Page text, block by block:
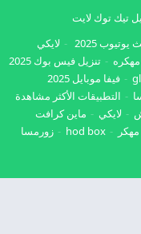
تيك توك لايت
2025
لايكي
تنزيل فيس بوك 2025
فيفا موبايل 2025
التطبيقات الأكثر مشاهدة
لايكي
ماين كرافت
hod box زورمسا